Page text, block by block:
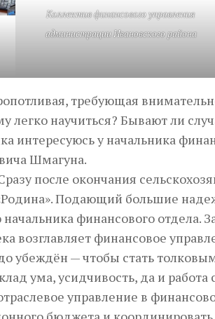
Коллектив финансового управления
администрации Ивановского района
требующая
легко научиться? Бывают ли
интересуюсь у начальника
Шмагуна.
после окончания
Подающий большие
начальника финансового
возглавляет финансовое
убеждён — чтобы стать
ума, усидчивость, да и
управление в